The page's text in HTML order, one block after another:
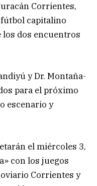
Corrientes,
fútbol capitalino
los dos encuentros
y Dr. Montaña-
para el próximo
escenario y
el miércoles 3,
con los juegos
Corrientes y